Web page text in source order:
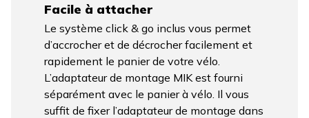
Facile à attacher
Le système click & go inclus vous permet
d’accrocher et de décrocher facilement et
rapidement le panier de votre vélo.
L’adaptateur de montage MIK est fourni
séparément avec le panier à vélo. Il vous
suffit de fixer l’adaptateur de montage dans